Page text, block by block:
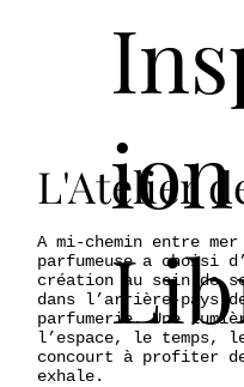
ion
L'Atelier
A mi-chemin entre
parfumeuse a choisi
création au sein de
dans l’arrière-pays
parfumerie. Une
l’espace, le temps,
concourt à profiter
exhale.